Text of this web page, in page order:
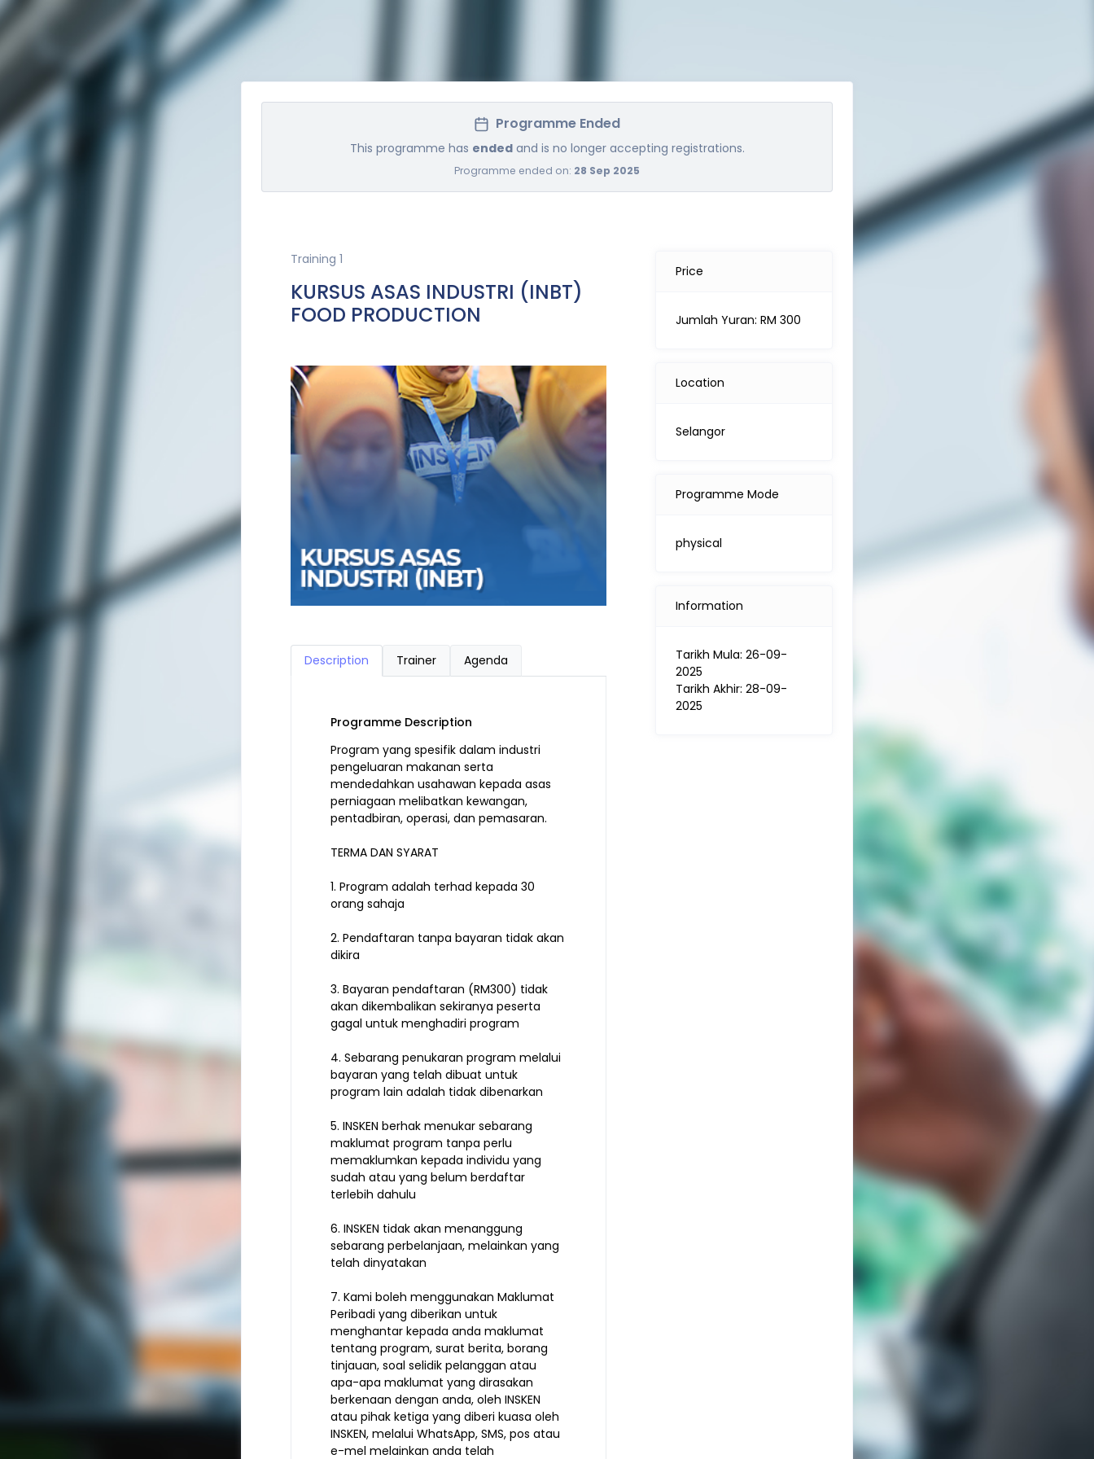
Programme Ended
This programme has endedand is no longer accepting registrations.
Programme ended on: 28 Sep 2025
Training 1
KURSUS ASAS INDUSTRI (INBT)
FOOD PRODUCTION
Description Trainer Agenda
Programme Description
Program yang spesifik dalam industri
pengeluaran makanan serta
mendedahkan usahawan kepada asas
perniagaan melibatkan kewangan,
pentadbiran, operasi, dan pemasaran.
TERMA DAN SYARAT
1. Program adalah terhad kepada 30
orang sahaja
2. Pendaftaran tanpa bayaran tidak akan
dikira
3. Bayaran pendaftaran (RM300) tidak
akan dikembalikan sekiranya peserta
gagal untuk menghadiri program
4. Sebarang penukaran program melalui
bayaran yang telah dibuat untuk
program lain adalah tidak dibenarkan
5. INSKEN berhak menukar sebarang
maklumat program tanpa perlu
memaklumkan kepada individu yang
sudah atau yang belum berdaftar
terlebih dahulu
6. INSKEN tidak akan menanggung
sebarang perbelanjaan, melainkan yang
telah dinyatakan
7. Kami boleh menggunakan Maklumat
Peribadi yang diberikan untuk
menghantar kepada anda maklumat
tentang program, surat berita, borang
tinjauan, soal selidik pelanggan atau
apa-apa maklumat yang dirasakan
berkenaan dengan anda, oleh INSKEN
atau pihak ketiga yang diberi kuasa oleh
INSKEN, melalui WhatsApp, SMS, pos atau
e-mel melainkan anda telah
Price
Jumlah Yuran: RM 300
Location
Selangor
Programme Mode
physical
Information
Tarikh Mula: 26-09-
2025
Tarikh Akhir: 28-09-
2025